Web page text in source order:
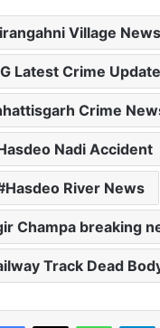
Village News
Latest Crime Update
Crime
Nadi Accident
Hasdeo River News
Champa breaking
Track Dead